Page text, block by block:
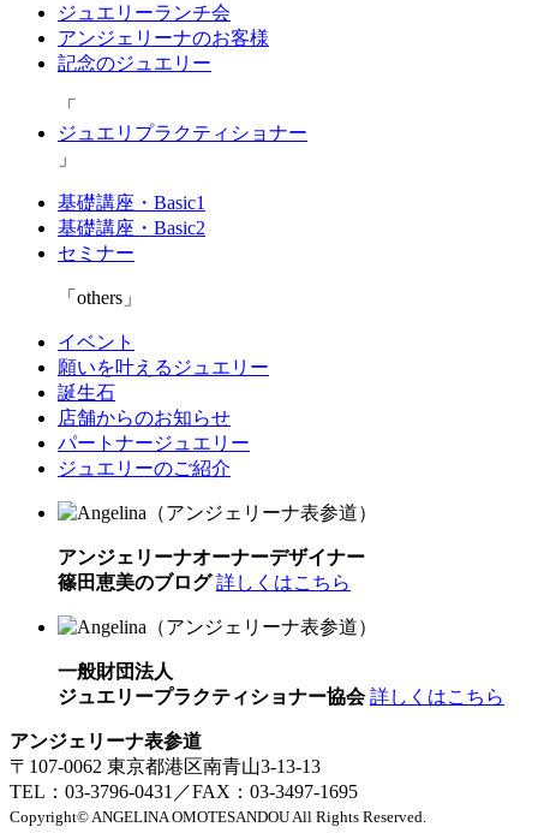
ジュエリーランチ会
アンジェリーナのお客様
記念のジュエリー
ジュエリプラクティショナー
基礎講座・Basic1
基礎講座・Basic2
セミナー
others
イベント
願いを叶えるジュエリー
誕生石
店舗からのお知らせ
パートナージュエリー
ジュエリーのご紹介
アンジェリーナオーナーデザイナー
篠田恵美のブログ 詳しくはこちら
一般財団法人
ジュエリープラクティショナー協会 詳しくはこちら
アンジェリーナ表参道
〒107-0062 東京都港区南青山3-13-13
TEL：03-3796-0431／FAX：03-3497-1695
Copyright© ANGELINA OMOTESANDOU All Rights Reserved.